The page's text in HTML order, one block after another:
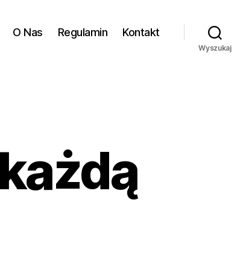
O Nas Regulamin Kontakt
Wyszukaj